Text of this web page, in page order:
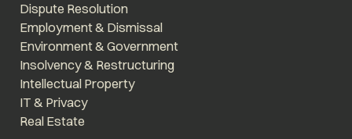
Dispute Resolution
Employment & Dismissal
Environment & Government
Insolvency & Restructuring
Intellectual Property
IT & Privacy
Real Estate